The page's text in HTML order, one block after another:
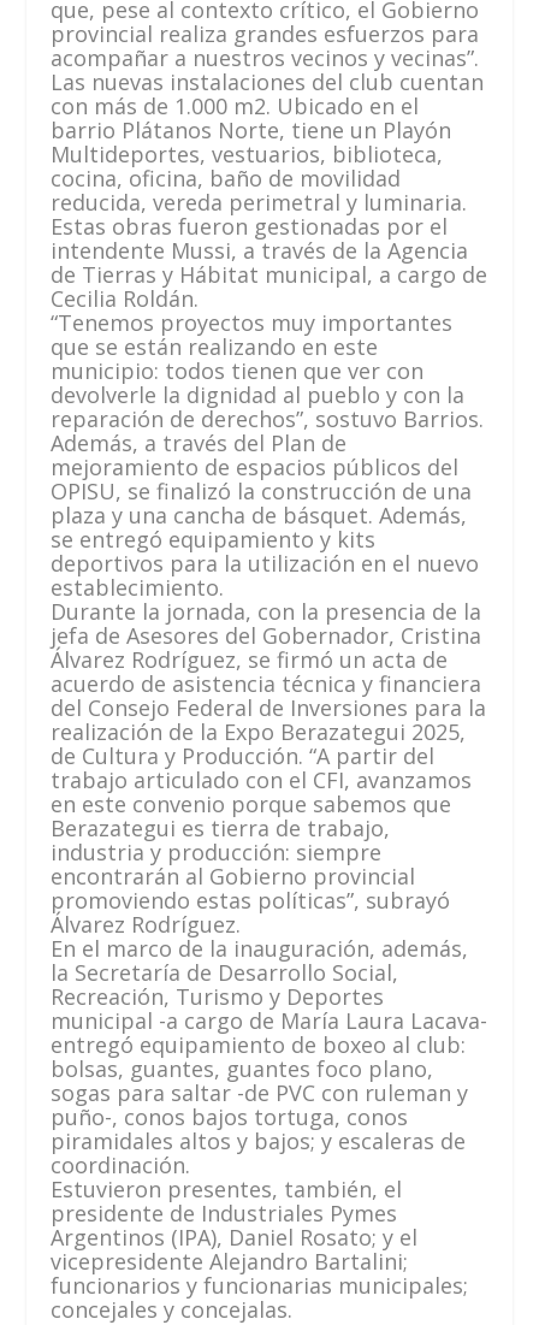
que, pese al contexto crítico, el Gobierno
provincial realiza grandes esfuerzos para
acompañar a nuestros vecinos y vecinas”.
Las nuevas instalaciones del club cuentan
con más de 1.000 m2. Ubicado en el
barrio Plátanos Norte, tiene un Playón
Multideportes, vestuarios, biblioteca,
cocina, oficina, baño de movilidad
reducida, vereda perimetral y luminaria.
Estas obras fueron gestionadas por el
intendente Mussi, a través de la Agencia
de Tierras y Hábitat municipal, a cargo de
Cecilia Roldán.
“Tenemos proyectos muy importantes
que se están realizando en este
municipio: todos tienen que ver con
devolverle la dignidad al pueblo y con la
reparación de derechos”, sostuvo Barrios.
Además, a través del Plan de
mejoramiento de espacios públicos del
OPISU, se finalizó la construcción de una
plaza y una cancha de básquet. Además,
se entregó equipamiento y kits
deportivos para la utilización en el nuevo
establecimiento.
Durante la jornada, con la presencia de la
jefa de Asesores del Gobernador, Cristina
Álvarez Rodríguez, se firmó un acta de
acuerdo de asistencia técnica y financiera
del Consejo Federal de Inversiones para la
realización de la Expo Berazategui 2025,
de Cultura y Producción. “A partir del
trabajo articulado con el CFI, avanzamos
en este convenio porque sabemos que
Berazategui es tierra de trabajo,
industria y producción: siempre
encontrarán al Gobierno provincial
promoviendo estas políticas”, subrayó
Álvarez Rodríguez.
En el marco de la inauguración, además,
la Secretaría de Desarrollo Social,
Recreación, Turismo y Deportes
municipal -a cargo de María Laura Lacava-
entregó equipamiento de boxeo al club:
bolsas, guantes, guantes foco plano,
sogas para saltar -de PVC con ruleman y
puño-, conos bajos tortuga, conos
piramidales altos y bajos; y escaleras de
coordinación.
Estuvieron presentes, también, el
presidente de Industriales Pymes
Argentinos (IPA), Daniel Rosato; y el
vicepresidente Alejandro Bartalini;
funcionarios y funcionarias municipales;
concejales y concejalas.